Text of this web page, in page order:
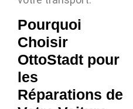
Pourquoi
Choisir
OttoStadt pour
les
Réparations de